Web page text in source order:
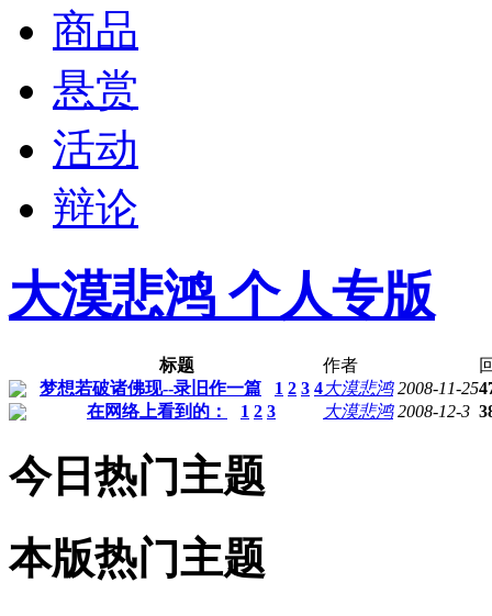
商品
悬赏
活动
辩论
大漠悲鸿 个人专版
标题 作者
梦想若破诸佛现--录旧作一篇
1 2 3 4大漠悲鸿 2008-11-25
在网络上看到的：
1 2 3 大漠悲鸿 2008-12-3
今日热门主题
本版热门主题